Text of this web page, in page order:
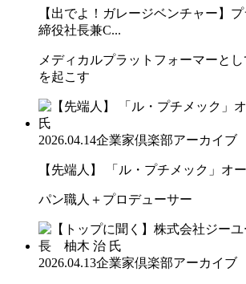
【出でよ！ガレージベンチャー】
締役社長兼C...
メディカルプラットフォーマーと
を起こす
2026.04.14企業家倶楽部アーカイブ
【先端人】 「ル・プチメック」
パン職人＋プロデューサー
2026.04.13企業家倶楽部アーカイブ